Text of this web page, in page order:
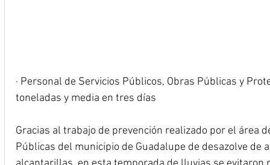
· Personal de Servicios Públicos, Obras Públicas y
toneladas y media en tres días
Gracias al trabajo de prevención realizado por el área
Públicas del municipio de Guadalupe de desazolve de